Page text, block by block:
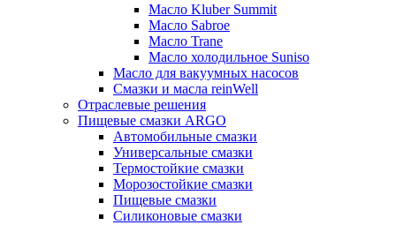
Масло Kluber Summit
Масло Sabroe
Масло Trane
Масло холодильное Suniso
Масло для вакуумных насосов
Смазки и масла reinWell
Отраслевые решения
Пищевые смазки ARGO
Автомобильные смазки
Универсальные смазки
Термостойкие смазки
Морозостойкие смазки
Пищевые смазки
Силиконовые смазки